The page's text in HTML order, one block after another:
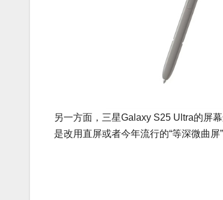
另一方面，三星Galaxy S25 Ultra的屏
是改用直屏或者今年流行的“等深微曲